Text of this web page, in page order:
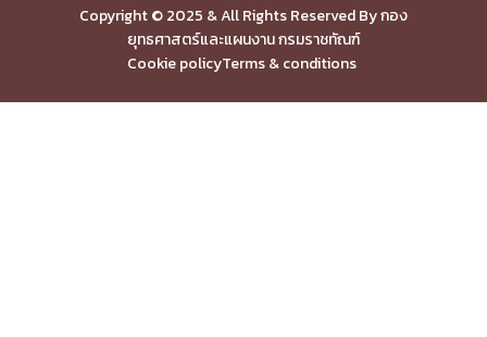
Copyright © 2025 & All Rights Reserved By กอง
ยุทธศาสตร์และแผนงาน กรมราชทัณฑ์
Cookie policyTerms & conditions